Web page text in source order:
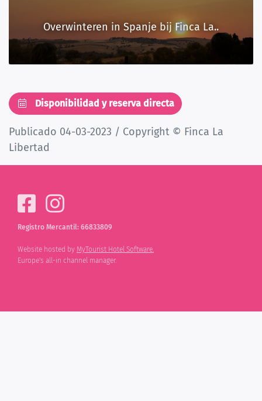
Overwinteren in Spanje bij Finca La..
Disponibilidad y reserva directa
Publicado 04-03-2023 / Copyright © Finca La
Libertad
Registro Mercantil: 66833809
Website hosted by MyTourist Hotel Software.
Europe's all-in channel manager.